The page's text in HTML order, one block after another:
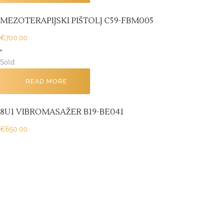
MEZOTERAPIJSKI PIŠTOLJ C59-FBM005
€700.00
Sold
READ MORE
8U1 VIBROMASAŽER B19-BE041
€650.00